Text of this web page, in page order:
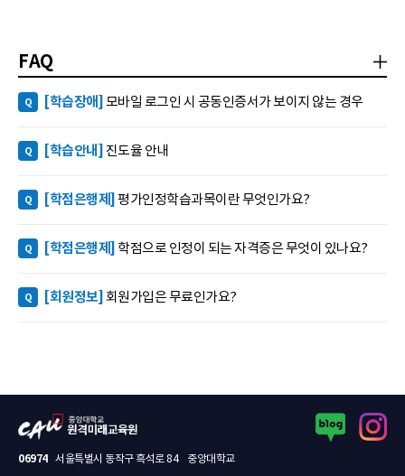
FAQ 자
Q [학습장애] 모바일 로그인 시 공동인증서가 보이지 않는 경우
Q [학습안내] 진도율 안내
Q [학점은행제] 평가인정학습과목이란 무엇인가요?
Q [학점은행제] 학점으로 인정이 되는 자격증은 무엇이 있나요?
Q [회원정보] 회원가입은 무료인가요?
중앙대학교 원격미래교육원 로고
06974 서울특별시 동작구 흑석로 84 중앙대학교